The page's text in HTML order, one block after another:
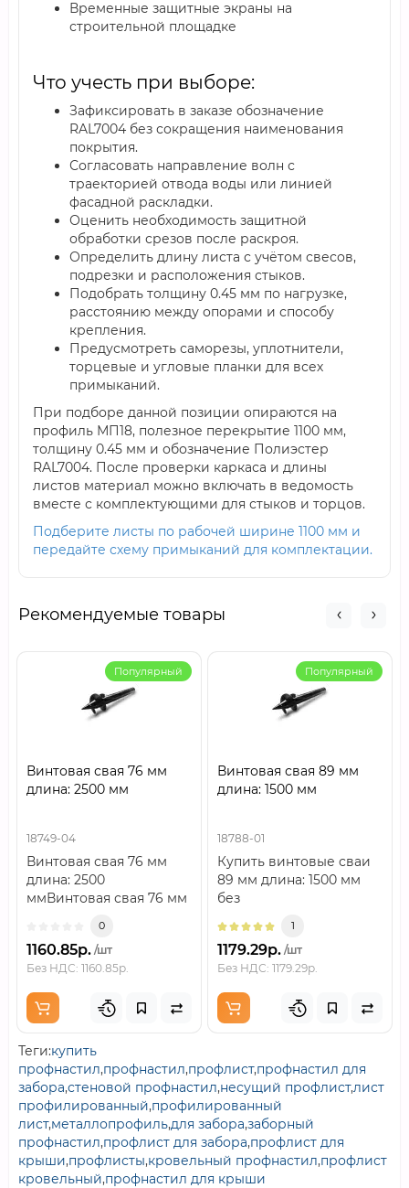
Временные защитные экраны на
строительной площадке
Что учесть при выборе:
Зафиксировать в заказе обозначение
RAL7004 без сокращения наименования
покрытия.
Согласовать направление волн с
траекторией отвода воды или линией
фасадной раскладки.
Оценить необходимость защитной
обработки срезов после раскроя.
Определить длину листа с учётом свесов,
подрезки и расположения стыков.
Подобрать толщину 0.45 мм по нагрузке,
расстоянию между опорами и способу
крепления.
Предусмотреть саморезы, уплотнители,
торцевые и угловые планки для всех
примыканий.
При подборе данной позиции опираются на
профиль МП18, полезное перекрытие 1100 мм,
толщину 0.45 мм и обозначение Полиэстер
RAL7004. После проверки каркаса и длины
листов материал можно включать в ведомость
вместе с комплектующими для стыков и торцов.
Подберите листы по рабочей ширине 1100 мм и
передайте схему примыканий для комплектации.
Рекомендуемые товары
Популярный
Винтовая свая 76 мм
длина: 2500 мм
18749-04
Винтовая свая 76 мм
длина: 2500
ммВинтовая свая 76 мм
стальная опора для
фундамента..
0
1160.85р. /шт
Без НДС: 1160.85р.
Популярный
Винтовая свая 89 мм
длина: 1500 мм
18788-01
Купить винтовые сваи
89 мм длина: 1500 мм
без
свая представляет
собой полую мет..
1
1179.29р. /шт
Без НДС: 1179.29р.
Теги:купить
профнастил,профнастил,профлист,профнастил для
забора,стеновой профнастил,несущий профлист,лист
профилированный,профилированный
лист,металлопрофиль,для забора,заборный
профнастил,профлист для забора,профлист для
крыши,профлисты,кровельный профнастил,профлист
кровельный,профнастил для крыши